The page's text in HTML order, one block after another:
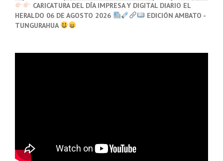
CARICATURA DEL DÍA IMPRESA Y DIGITAL DIARIO EL
HERALDO 06 DE AGOSTO 2026
EDICIÓN AMBATO -
TUNGURAHUA